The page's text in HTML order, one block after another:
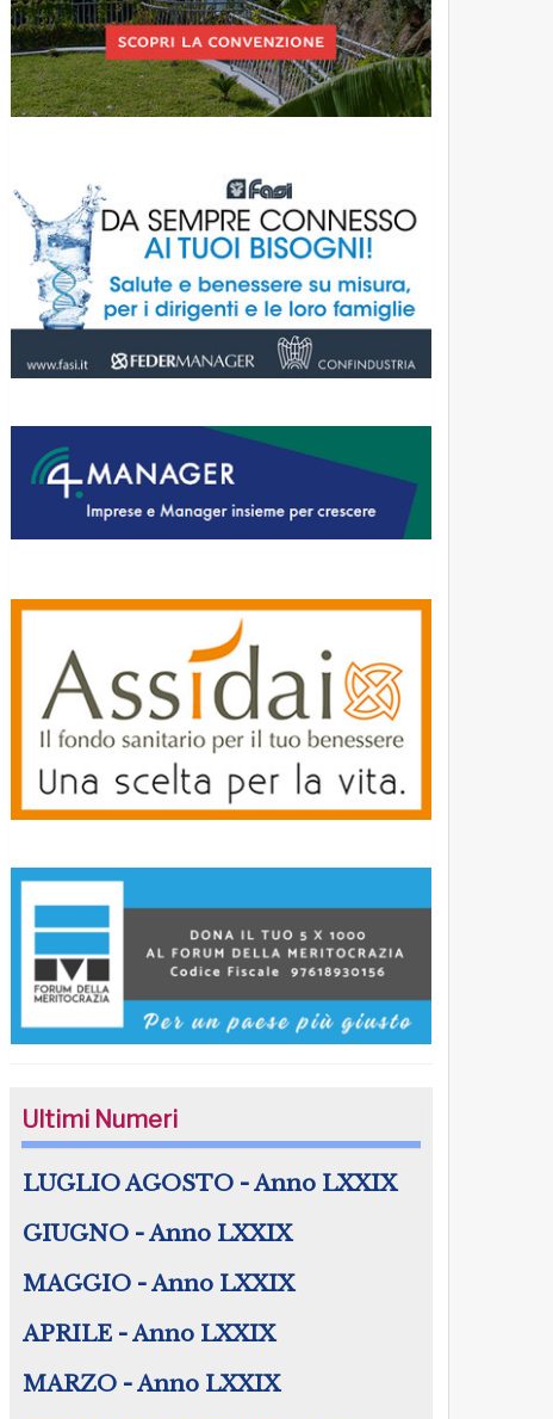
Ultimi Numeri
LUGLIO AGOSTO - Anno LXXIX
GIUGNO - Anno LXXIX
MAGGIO - Anno LXXIX
APRILE - Anno LXXIX
MARZO - Anno LXXIX